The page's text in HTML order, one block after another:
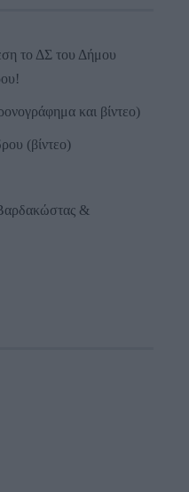
το ΔΣ του Δήμου
και βίντεο)
(βίντεο)
&